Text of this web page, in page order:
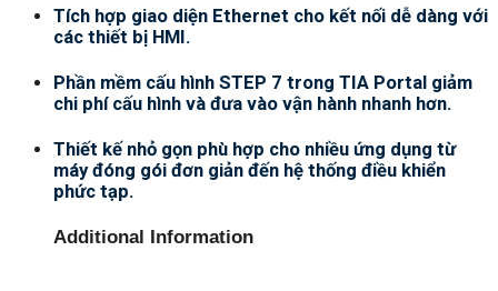
Tích hợp giao diện Ethernet cho kết nối dễ dàng với
các thiết bị HMI.
Phần mềm cấu hình STEP 7 trong TIA Portal giảm
chi phí cấu hình và đưa vào vận hành nhanh hơn.
Thiết kế nhỏ gọn phù hợp cho nhiều ứng dụng từ
máy đóng gói đơn giản đến hệ thống điều khiển
phức tạp.
Additional Information